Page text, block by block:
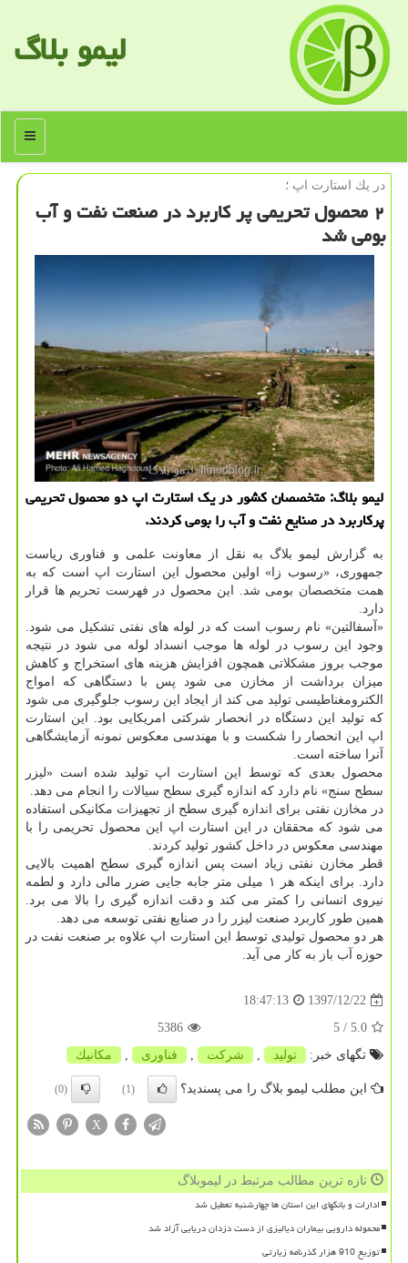
لیمو بلاگ
منو
در یك استارت اپ ؛
۲ محصول تحریمی پر كاربرد در صنعت نفت و آب
بومی شد
لیمو بلاگ: متخصصان كشور در یك استارت اپ دو محصول تحریمی
پركاربرد در صنایع نفت و آب را بومی كردند.
به گزارش لیمو بلاگ به نقل از معاونت علمی و فناوری ریاست
جمهوری، «رسوب زا» اولین محصول این استارت اپ است كه به
همت متخصصان بومی شد. این محصول در فهرست تحریم ها قرار
دارد.
«آسفالتین» نام رسوب است كه در لوله های نفتی تشكیل می شود.
وجود این رسوب در لوله ها موجب انسداد لوله می شود در نتیجه
موجب بروز مشكلاتی همچون افزایش هزینه های استخراج و كاهش
میزان برداشت از مخازن می شود پس با دستگاهی كه امواج
الكترومغناطیسی تولید می كند از ایجاد این رسوب جلوگیری می شود
كه تولید این دستگاه در انحصار شركتی امریكایی بود. این استارت
اپ این انحصار را شكست و با مهندسی معكوس نمونه آزمایشگاهی
آنرا ساخته است.
محصول بعدی كه توسط این استارت اپ تولید شده است «لیزر
سطح سنج» نام دارد كه اندازه گیری سطح سیالات را انجام می دهد.
در مخازن نفتی برای اندازه گیری سطح از تجهیزات مكانیكی استفاده
می شود كه محققان در این استارت اپ این محصول تحریمی را با
مهندسی معكوس در داخل كشور تولید كردند.
قطر مخازن نفتی زیاد است پس اندازه گیری سطح اهمیت بالایی
دارد. برای اینكه هر ۱ میلی متر جابه جایی ضرر مالی دارد و لطمه
نیروی انسانی را كمتر می كند و دقت اندازه گیری را بالا می برد.
همین طور كاربرد صنعت لیزر را در صنایع نفتی توسعه می دهد.
هر دو محصول تولیدی توسط این استارت اپ علاوه بر صنعت نفت در
حوزه آب باز به كار می آید.
1397/12/22
18:47:13
5.0
/ 5
5386
تگهای خبر:
تولید , شركت , فناوری , مكانیك
این مطلب لیمو بلاگ را می پسندید؟ (1)
(0)
X
تازه ترین مطالب مرتبط در لیموبلاگ
ادارات و بانکهای این استان ها چهارشنبه تعطیل شد
محموله دارویی بیماران دیالیزی از دست دزدان دریایی آزاد شد
توزیع 910 هزار گذرنامه زیارتی